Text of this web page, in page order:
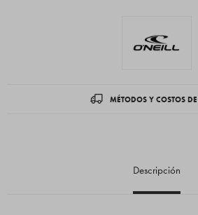
MÉTODOS Y COSTOS
Descripción